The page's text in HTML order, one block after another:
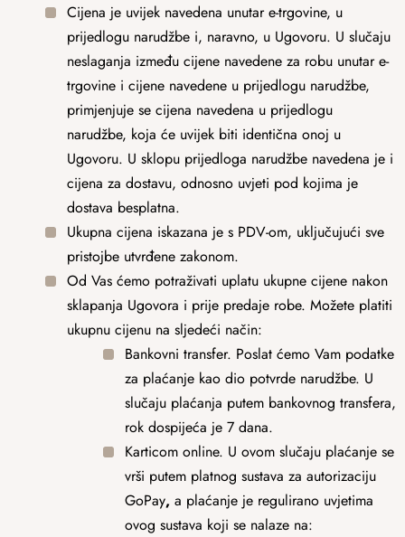
Cijena je uvijek navedena unutar e-trgovine, u
prijedlogu narudžbe i, naravno, u Ugovoru. U slučaju
neslaganja između cijene navedene za robu unutar e-
trgovine i cijene navedene u prijedlogu narudžbe,
primjenjuje se cijena navedena u prijedlogu
narudžbe, koja će uvijek biti identična onoj u
Ugovoru. U sklopu prijedloga narudžbe navedena je i
cijena za dostavu, odnosno uvjeti pod kojima je
dostava besplatna.
Ukupna cijena iskazana je s PDV-om, uključujući sve
pristojbe utvrđene zakonom.
Od Vas ćemo potraživati uplatu ukupne cijene nakon
sklapanja Ugovora i prije predaje robe. Možete platiti
ukupnu cijenu na sljedeći način:
Bankovni transfer. Poslat ćemo Vam podatke
za plaćanje kao dio potvrde narudžbe. U
slučaju plaćanja putem bankovnog transfera,
rok dospijeća je 7 dana.
Karticom online. U ovom slučaju plaćanje se
vrši putem platnog sustava za autorizaciju
GoPay, a plaćanje je regulirano uvjetima
ovog sustava koji se nalaze na: